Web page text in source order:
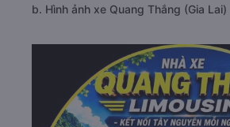
b. Hình ảnh xe Quang Thắng (Gia Lai)